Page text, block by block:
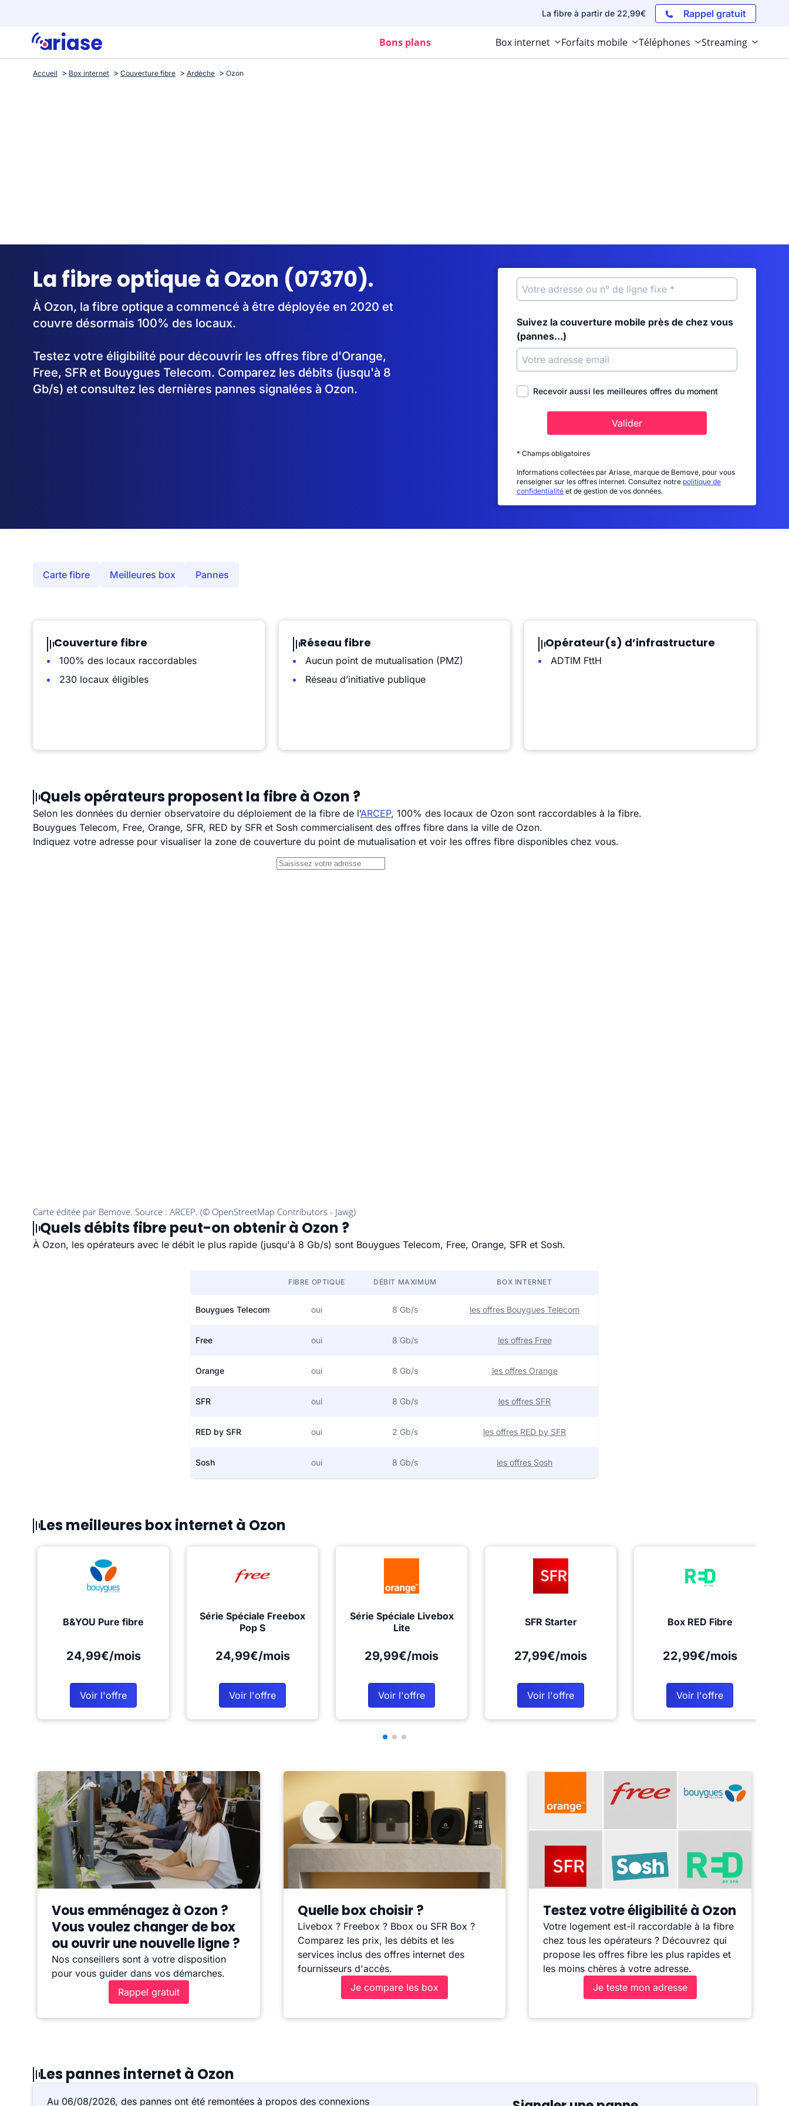
La fibre à partir de 22,99€ Rappel gratuit
Bons plans Box internet Forfaits mobile Téléphones Streaming
Accueil Box internet Couverture fibre Ardèche Ozon
La fibre optique à Ozon (07370).
À Ozon, la fibre optique a commencé à être déployée en 2020 et
couvre désormais 100% des locaux.
Testez votre éligibilité pour découvrir les offres fibre d'Orange,
Free, SFR et Bouygues Telecom. Comparez les débits (jusqu'à 8
Gb/s) et consultez les dernières pannes signalées à Ozon.
Suivez la couverture mobile près de chez vous
(pannes...)
Recevoir aussi les meilleures offres du moment
Valider
* Champs obligatoires
Informations collectées par Ariase, marque de Bemove, pour vous
renseigner sur les offres internet. Consultez notre politique de
confidentialité et de gestion de vos données.
Carte fibre Meilleures box Pannes
Couverture fibre
100% des locaux raccordables
230 locaux éligibles
Réseau fibre
Aucun point de mutualisation (PMZ)
Réseau d’initiative publique
Opérateur(s) d’infrastructure
ADTIM FttH
Quels opérateurs proposent la fibre à Ozon ?
Selon les données du dernier observatoire du déploiement de la fibre de l’ARCEP, 100% des locaux de Ozon sont raccordables à la fibre.
Bouygues Telecom, Free, Orange, SFR, RED by SFR et Sosh commercialisent des offres fibre dans la ville de Ozon.
Indiquez votre adresse pour visualiser la zone de couverture du point de mutualisation et voir les offres fibre disponibles chez vous.
Quels débits fibre peut-on obtenir à Ozon ?
À Ozon, les opérateurs avec le débit le plus rapide (jusqu'à 8 Gb/s) sont Bouygues Telecom, Free, Orange, SFR et Sosh.
FIBRE OPTIQUE DÉBIT MAXIMUM BOX INTERNET
Bouygues Telecom oui 8 Gb/s les offres Bouygues Telecom
Free oui 8 Gb/s les offres Free
Orange oui 8 Gb/s les offres Orange
SFR oui 8 Gb/s les offres SFR
RED by SFR oui 2 Gb/s les offres RED by SFR
Sosh oui 8 Gb/s les offres Sosh
Les meilleures box internet à Ozon
B&YOU Pure fibre
24,99€/mois
Voir l'offre
Série Spéciale Freebox
Pop S
24,99€/mois
Voir l'offre
Série Spéciale Livebox
Lite
29,99€/mois
Voir l'offre
SFR Starter
27,99€/mois
Voir l'offre
Box RED Fibre
22,99€/mois
Voir l'offre
Vous emménagez à Ozon ?
Vous voulez changer de box
ou ouvrir une nouvelle ligne ?
Nos conseillers sont à votre disposition
pour vous guider dans vos démarches.
Rappel gratuit
Quelle box choisir ?
Livebox ? Freebox ? Bbox ou SFR Box ?
Comparez les prix, les débits et les
services inclus des offres internet des
fournisseurs d'accès.
Je compare les box
Testez votre éligibilité à Ozon
Votre logement est-il raccordable à la fibre
chez tous les opérateurs ? Découvrez qui
propose les offres fibre les plus rapides et
les moins chères à votre adresse.
Je teste mon adresse
Les pannes internet à Ozon
Au 06/08/2026, des pannes ont été remontées à propos des connexions